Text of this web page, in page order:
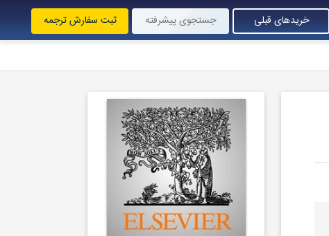
خریدهای قبلی جستجوی پیشرفته ثبت سفارش ترجمه